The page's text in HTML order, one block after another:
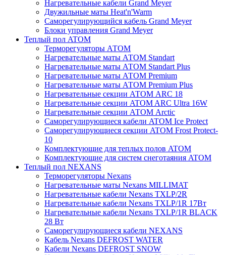
Нагревательные кабели Grand Meyer
Двужильные маты Heat'n'Warm
Саморегулирующийся кабель Grand Meyer
Блоки управления Grand Meyer
Теплый пол ATOM
Терморегуляторы АТОМ
Нагревательные маты АТОМ Standart
Нагревательные маты АТОМ Standart Plus
Нагревательные маты АТОМ Premium
Нагревательные маты АТОМ Premium Plus
Нагревательные секции АТОМ ARC 18
Нагревательные секции ATOM ARC Ultra 16W
Нагревательные секции АТОМ Arctic
Саморегулирующиеся кабели ATOM Ice Protect
Саморегулирующиеся секции ATOM Frost Protect-
10
Комплектующие для теплых полов ATOM
Комплектующие для систем снеготаяния ATOM
Теплый пол NEXANS
Терморегуляторы Nexans
Нагревательные маты Nexans MILLIMAT
Нагревательные кабели Nexans TXLP/2R
Нагревательные кабели Nexans TXLP/1R 17Вт
Нагревательные кабели Nexans TXLP/1R BLACK
28 Вт
Саморегулирующиеся кабели NEXANS
Кабель Nexans DEFROST WATER
Кабели Nexans DEFROST SNOW